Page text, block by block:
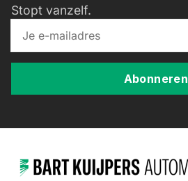
Stopt vanzelf.
Abonneren